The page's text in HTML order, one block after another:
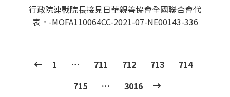
行政院連戰院長接見日華親善協會全國聯合會代
表。-MOFA110064CC-2021-07-NE00143-336
1 … 711 712 713
714
715
… 3016